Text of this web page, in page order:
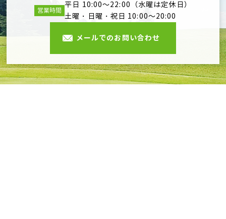
営業時間
平日 10:00～22:00（水曜は定休日）
土曜・日曜・祝日 10:00～20:00
メールでのお問い合わせ